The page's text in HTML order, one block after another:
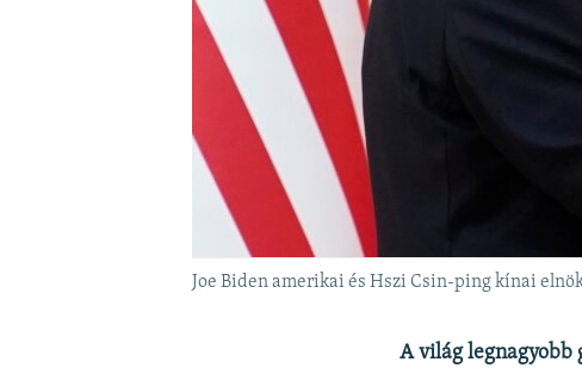
Joe Biden amerikai és Hszi Csin-ping kínai
A világ legnagyobb